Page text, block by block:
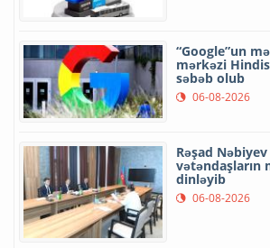
“Google”un
mərkəzi
səbəb olub
06-08-2026
Rəşad
vətəndaşların
dinləyib
06-08-2026